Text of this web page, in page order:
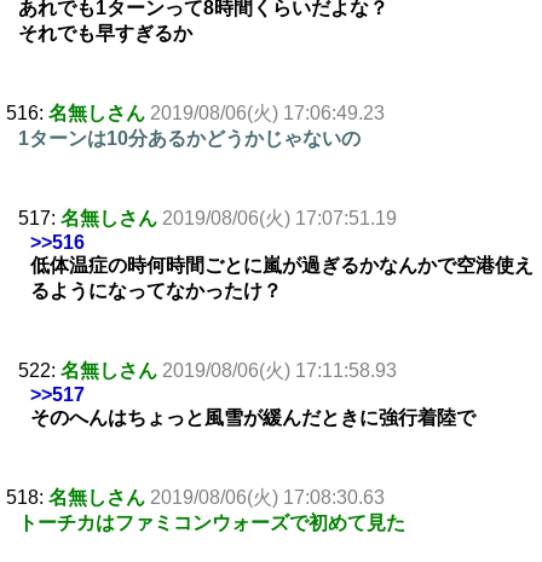
あれでも1ターンって8時間くらいだよな？
それでも早すぎるか
516: 名無しさん 2019/08/06(火) 17:06:49.23
1ターンは10分あるかどうかじゃないの
517: 名無しさん 2019/08/06(火) 17:07:51.19
>>516
低体温症の時何時間ごとに嵐が過ぎるかなんかで空港使え
るようになってなかったけ？
522: 名無しさん 2019/08/06(火) 17:11:58.93
>>517
そのへんはちょっと風雪が緩んだときに強行着陸で
518: 名無しさん 2019/08/06(火) 17:08:30.63
トーチカはファミコンウォーズで初めて見た